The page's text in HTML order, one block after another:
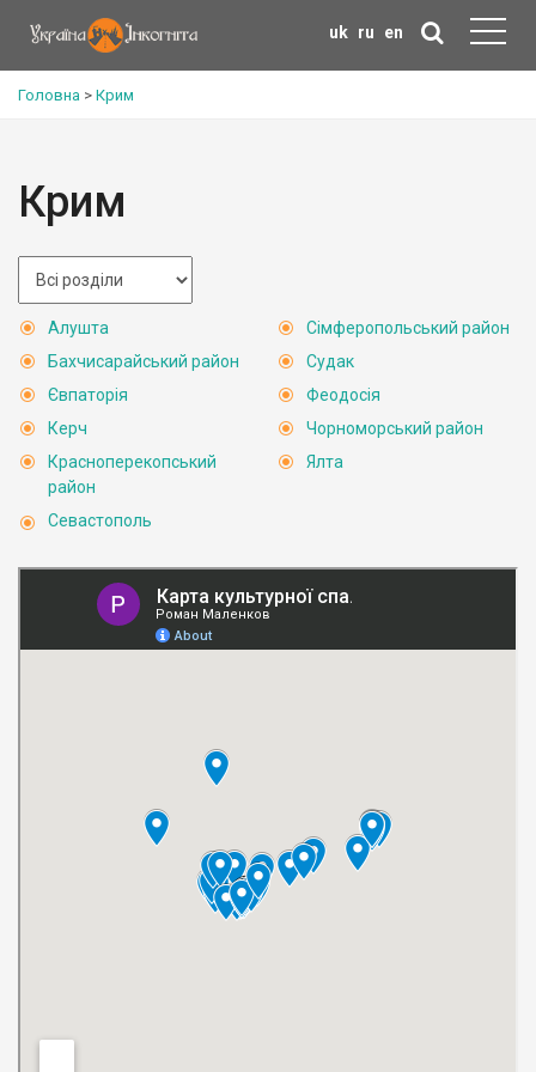
uk ru en
Головна > Крим
Крим
Алушта
Бахчисарайський район
Євпаторія
Керч
Красноперекопський
район
Севастополь
Сімферопольський район
Судак
Феодосія
Чорноморський район
Ялта